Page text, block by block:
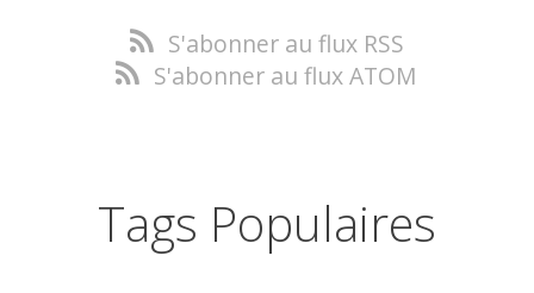
S'abonner au flux RSS
S'abonner au flux ATOM
Tags Populaires